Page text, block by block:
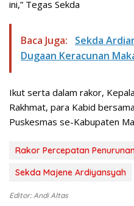
ini,” Tegas Sekda
Baca Juga:
Sekda
Dugaan Keracunan
Ikut serta dalam rakor,
Rakhmat, para Kabid
Puskesmas se-Kabupaten
Rakor Percepatan
Sekda Majene Ardiyansyah
Editor: Andi Altas